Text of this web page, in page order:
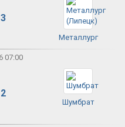
Металлург
07:00
Шумбрат